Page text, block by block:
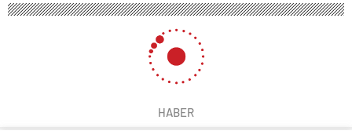
Nallıhan’da Tarım Araçları için Güvenli
10 Aralık 2024 21:29